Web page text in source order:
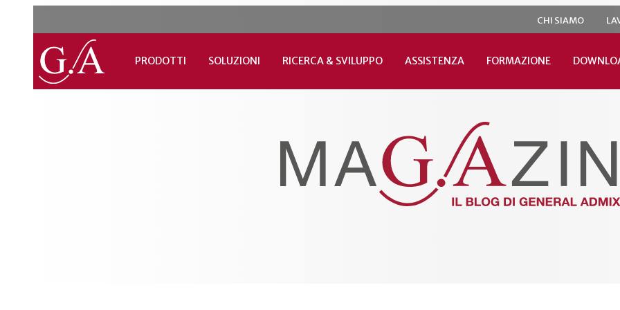
CHI SIAMO
PRODOTTI SOLUZIONI RICERCA & SVILUPPO ASSISTENZA FORMAZIONE